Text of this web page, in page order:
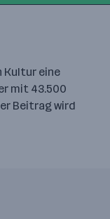
Kultur eine
mit 43.500
Beitrag wird